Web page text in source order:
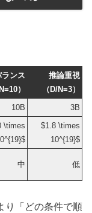
ランス
）
推論重視
（D/N=3）
10B 3B
\times
$1.8 \times
10^{19}$
中 低
り「どの条件で順